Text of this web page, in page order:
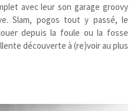
avec leur son garage groovy
Slam, pogos tout y passé, le
depuis la foule ou la fosse
découverte à (re)voir au plus